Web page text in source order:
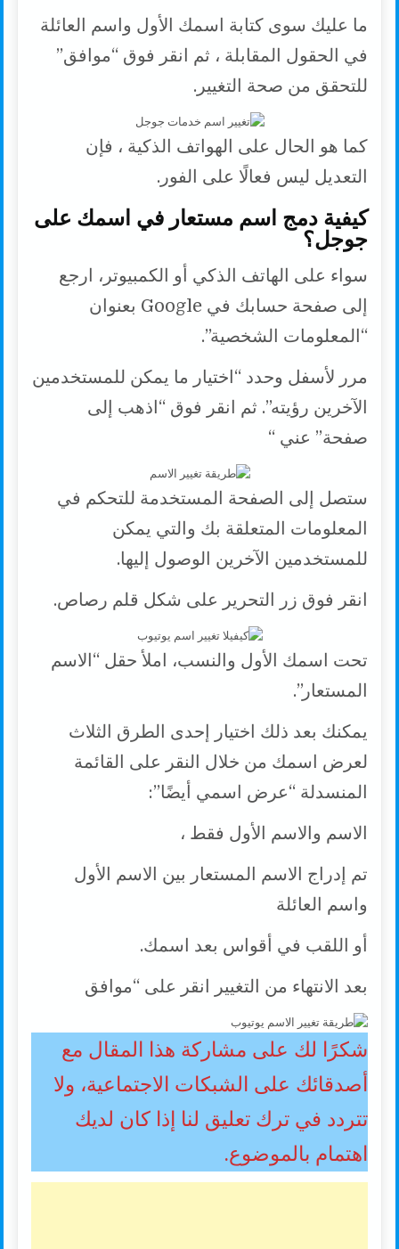
ما عليك سوى كتابة اسمك الأول واسم العائلة
في الحقول المقابلة ، ثم انقر فوق “موافق”
للتحقق من صحة التغيير.
كما هو الحال على الهواتف الذكية ، فإن
التعديل ليس فعالًا على الفور.
كيفية دمج اسم مستعار في اسمك على
جوجل؟
سواء على الهاتف الذكي أو الكمبيوتر، ارجع
إلى صفحة حسابك في Google بعنوان
“المعلومات الشخصية”.
مرر لأسفل وحدد “اختيار ما يمكن للمستخدمين
الآخرين رؤيته”. ثم انقر فوق “اذهب إلى
صفحة” عني “
ستصل إلى الصفحة المستخدمة للتحكم في
المعلومات المتعلقة بك والتي يمكن
للمستخدمين الآخرين الوصول إليها.
انقر فوق زر التحرير على شكل قلم رصاص.
تحت اسمك الأول والنسب، املأ حقل “الاسم
المستعار”.
يمكنك بعد ذلك اختيار إحدى الطرق الثلاث
لعرض اسمك من خلال النقر على القائمة
المنسدلة “عرض اسمي أيضًا”:
الاسم والاسم الأول فقط ،
تم إدراج الاسم المستعار بين الاسم الأول
واسم العائلة
أو اللقب في أقواس بعد اسمك.
بعد الانتهاء من التغيير انقر على “موافق
شكرًا لك على مشاركة هذا المقال مع
أصدقائك على الشبكات الاجتماعية، ولا
تتردد في ترك تعليق لنا إذا كان لديك
اهتمام بالموضوع.